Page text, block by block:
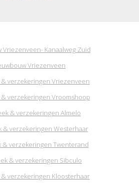
Vriezenveen- Kanaalweg Zuid
Vriezenveen
verzekeringen Vriezenveen
verzekeringen Vroomshoop
& verzekeringen Almelo
& verzekeringen Westerhaar
& verzekeringen Twenterand
& verzekeringen Sibculo
verzekeringen Kloosterhaar